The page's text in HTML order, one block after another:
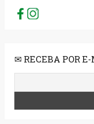
✉ RECEBA POR